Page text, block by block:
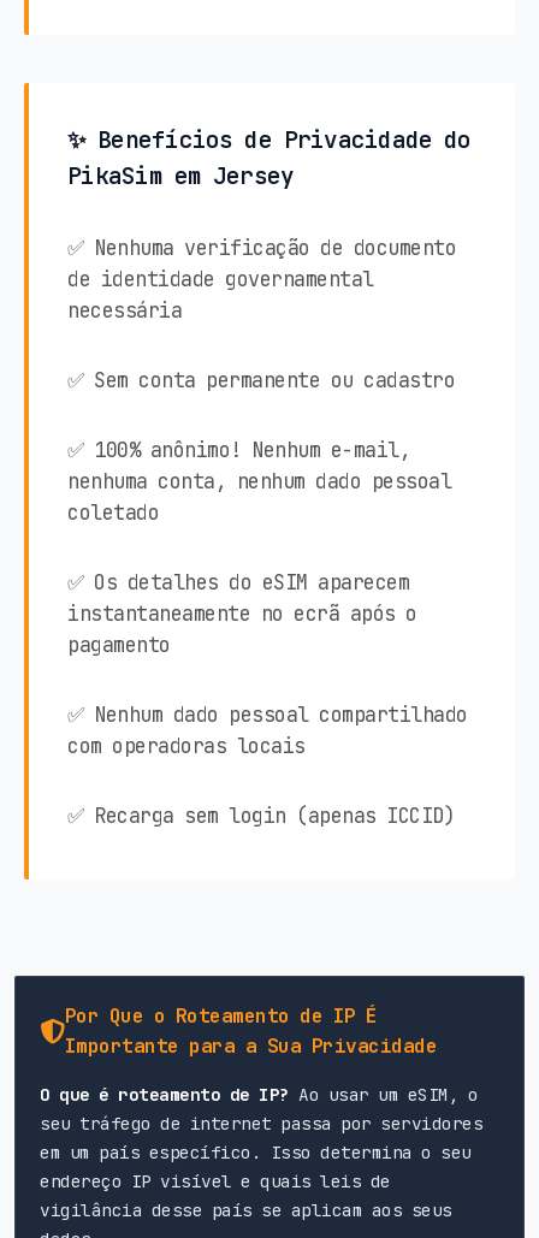
✨ Benefícios de Privacidade do
PikaSim em Jersey
✅ Nenhuma verificação de documento
de identidade governamental
necessária
✅ Sem conta permanente ou cadastro
✅ 100% anônimo! Nenhum e-mail,
nenhuma conta, nenhum dado pessoal
coletado
✅ Os detalhes do eSIM aparecem
instantaneamente no ecrã após o
pagamento
✅ Nenhum dado pessoal compartilhado
com operadoras locais
✅ Recarga sem login (apenas ICCID)
Por Que o Roteamento de IP É
Importante para a Sua Privacidade
O que é roteamento de IP? Ao usar um eSIM, o
seu tráfego de internet passa por servidores
em um país específico. Isso determina o seu
endereço IP visível e quais leis de
vigilância desse país se aplicam aos seus